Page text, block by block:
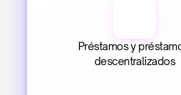
Préstamos y
descentralizados